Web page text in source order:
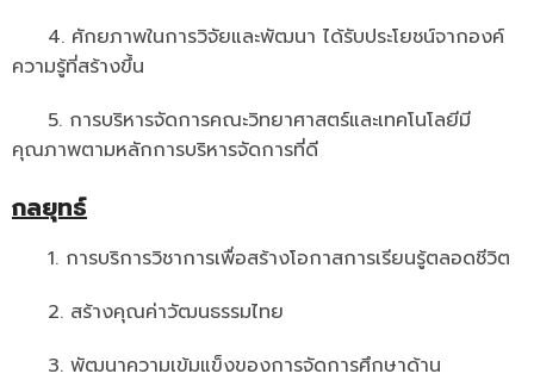
4. ศักยภาพในการวิจัยและพัฒนา ได้รับประโยชน์จากองค์
ความรู้ที่สร้างขึ้น
5. การบริหารจัดการคณะวิทยาศาสตร์และเทคโนโลยีมี
คุณภาพตามหลักการบริหารจัดการที่ดี
กลยุทธ์
1. การบริการวิชาการเพื่อสร้างโอกาสการเรียนรู้ตลอดชีวิต
2. สร้างคุณค่าวัฒนธรรมไทย
3. พัฒนาความเข้มแข็งของการจัดการศึกษาด้าน